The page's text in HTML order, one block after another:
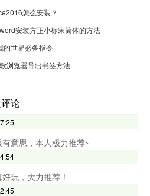
怎么安装？
安装方正小标宋简体的方法
的世界必备指令
浏览器导出书签方法
论
意思，本人极力推荐~
玩，大力推荐！